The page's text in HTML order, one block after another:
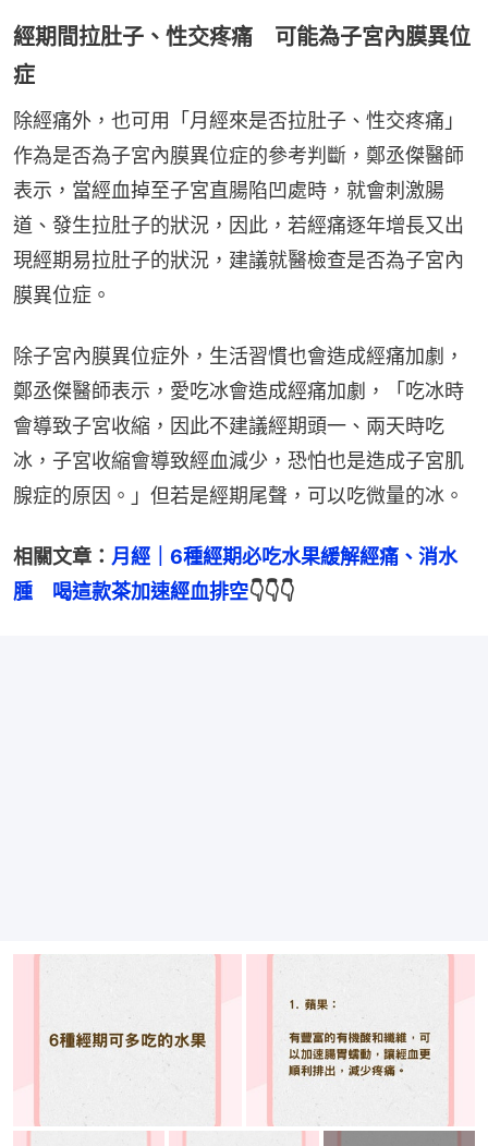
經期間拉肚子、性交疼痛 可能為子宮內膜異位
症
除經痛外，也可用「月經來是否拉肚子、性交疼痛」
作為是否為子宮內膜異位症的參考判斷，鄭丞傑醫師
表示，當經血掉至子宮直腸陷凹處時，就會刺激腸
道、發生拉肚子的狀況，因此，若經痛逐年增長又出
現經期易拉肚子的狀況，建議就醫檢查是否為子宮內
膜異位症。
除子宮內膜異位症外，生活習慣也會造成經痛加劇，
鄭丞傑醫師表示，愛吃冰會造成經痛加劇，「吃冰時
會導致子宮收縮，因此不建議經期頭一、兩天時吃
冰，子宮收縮會導致經血減少，恐怕也是造成子宮肌
腺症的原因。」但若是經期尾聲，可以吃微量的冰。
相關文章： 月經｜6種經期必吃水果緩解經痛、消水
腫　喝這款茶加速經血排空👇👇👇